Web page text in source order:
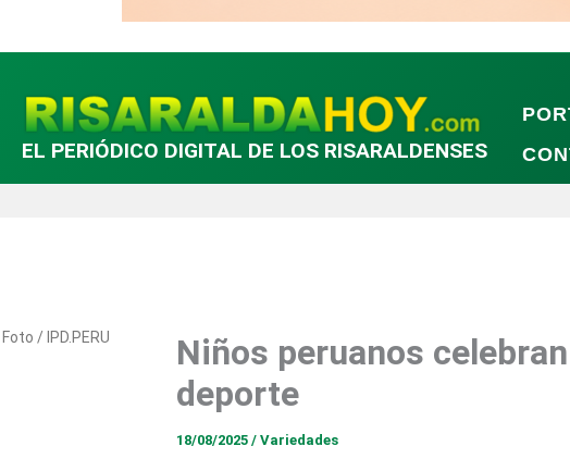
EL PERIÓDICO DIGITAL DE LOS RISARALDENSES
Foto / IPD.PERU
Niños peruanos
deporte
18/08/2025 / Variedades